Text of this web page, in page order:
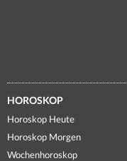
HOROSKOP
Horoskop Heute
Horoskop Morgen
Wochenhoroskop